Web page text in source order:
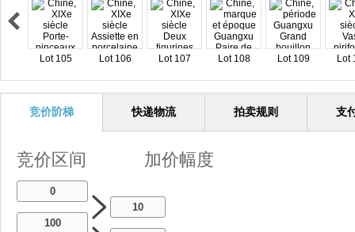
Lot 105 Lot 106 Lot 107 Lot 108 Lot 109 Lot
竞价阶梯 快递物流 拍卖规则 支
竞价区间 加价幅度
0
10
100